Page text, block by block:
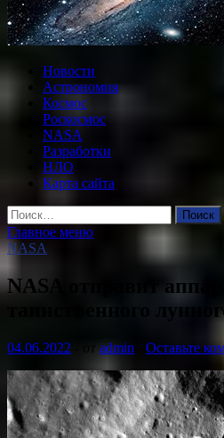
Новости
Астрономия
Космос
Роскосмос
NASA
Разработки
НЛО
Карта сайта
Найти:
Главное меню
NASA
NASA отправит
таинственного
04.06.2022 admin Оставьте